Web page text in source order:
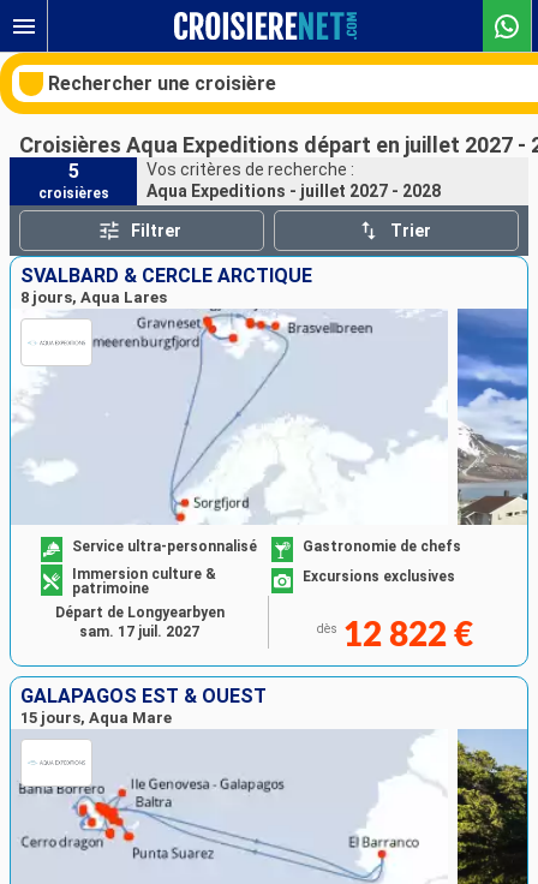
Rechercher une croisière
Nos destinations
Mois de départ
Ports Compagnies
Rechercher
Croisières Aqua Expeditions départ en juillet 2027 -
5
croisières
Vos critères de recherche :
Aqua Expeditions - juillet 2027 - 2028
Filtrer Trier
SVALBARD & CERCLE ARCTIQUE
8 jours, Aqua Lares
Service ultra-personnalisé
Gastronomie de chefs
Immersion culture &
patrimoine
Excursions exclusives
dès 12 822 €
Départ de Longyearbyen
sam. 17 juil. 2027
GALAPAGOS EST & OUEST
15 jours, Aqua Mare